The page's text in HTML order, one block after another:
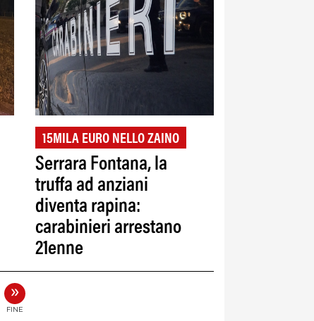
15MILA EURO NELLO ZAINO
Serrara Fontana, la
truffa ad anziani
diventa rapina:
carabinieri arrestano
21enne
»
FINE